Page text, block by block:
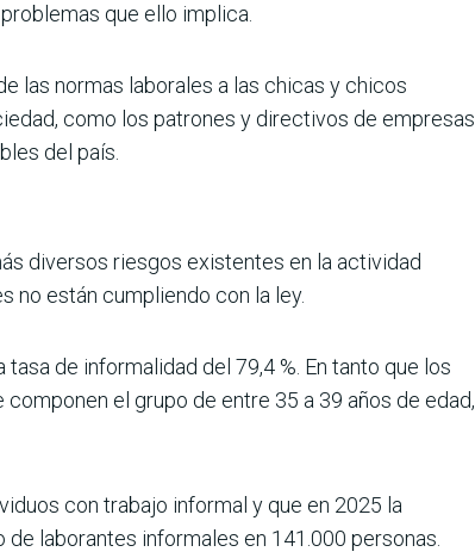
que ello implica.
las normas laborales a las chicas y chicos
como los patrones y directivos de empresas
del país.
diversos riesgos existentes en la activi­dad
no están cumpliendo con la ley.
de informalidad del 79,4 %. En tanto que los
el grupo de entre 35 a 39 años de edad,
con trabajo informal y que en 2025 la
laborantes informales en 141.000 personas.